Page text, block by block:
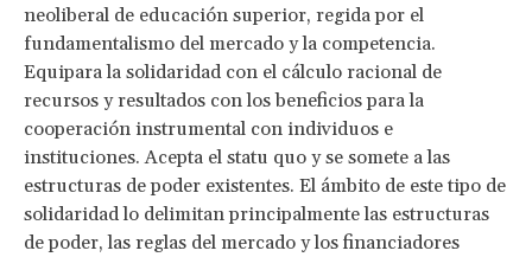
neoliberal de educación superior, regida por el
fundamentalismo del mercado y la competencia.
Equipara la solidaridad con el cálculo racional de
recursos y resultados con los beneficios para la
cooperación instrumental con individuos e
instituciones. Acepta el statu quo y se somete a las
estructuras de poder existentes. El ámbito de este tipo de
solidaridad lo delimitan principalmente las estructuras
de poder, las reglas del mercado y los financiadores